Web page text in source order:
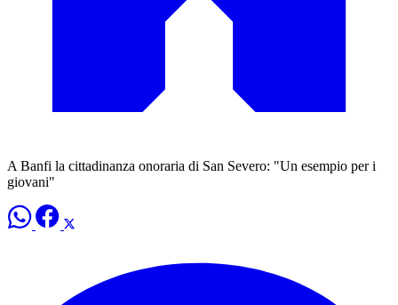
A Banfi la cittadinanza onoraria di San Severo: "Un esempio per i
giovani"